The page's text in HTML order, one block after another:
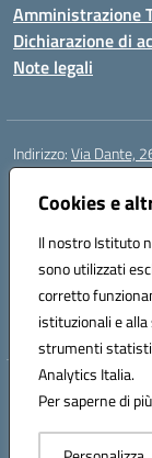
Cookies e
Il nostro Istituto
sono utilizzati
corretto
istituzionali e
strumenti
Analytics Italia.
Per saperne di
Amministrazione
Dichiarazione di
Note legali
Indirizzo:Via Dante,
Centralino:
Posta elettronica
Codice fiscale:
Codice
Codice Indice delle
Codice unico di